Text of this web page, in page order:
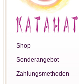
Shop
Sonderangebot
Zahlungsmethoden